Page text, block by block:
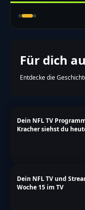
Für dich
Entdecke die
Dein NFL TV
Kracher siehst du
Dein NFL TV und
Woche 15 im TV